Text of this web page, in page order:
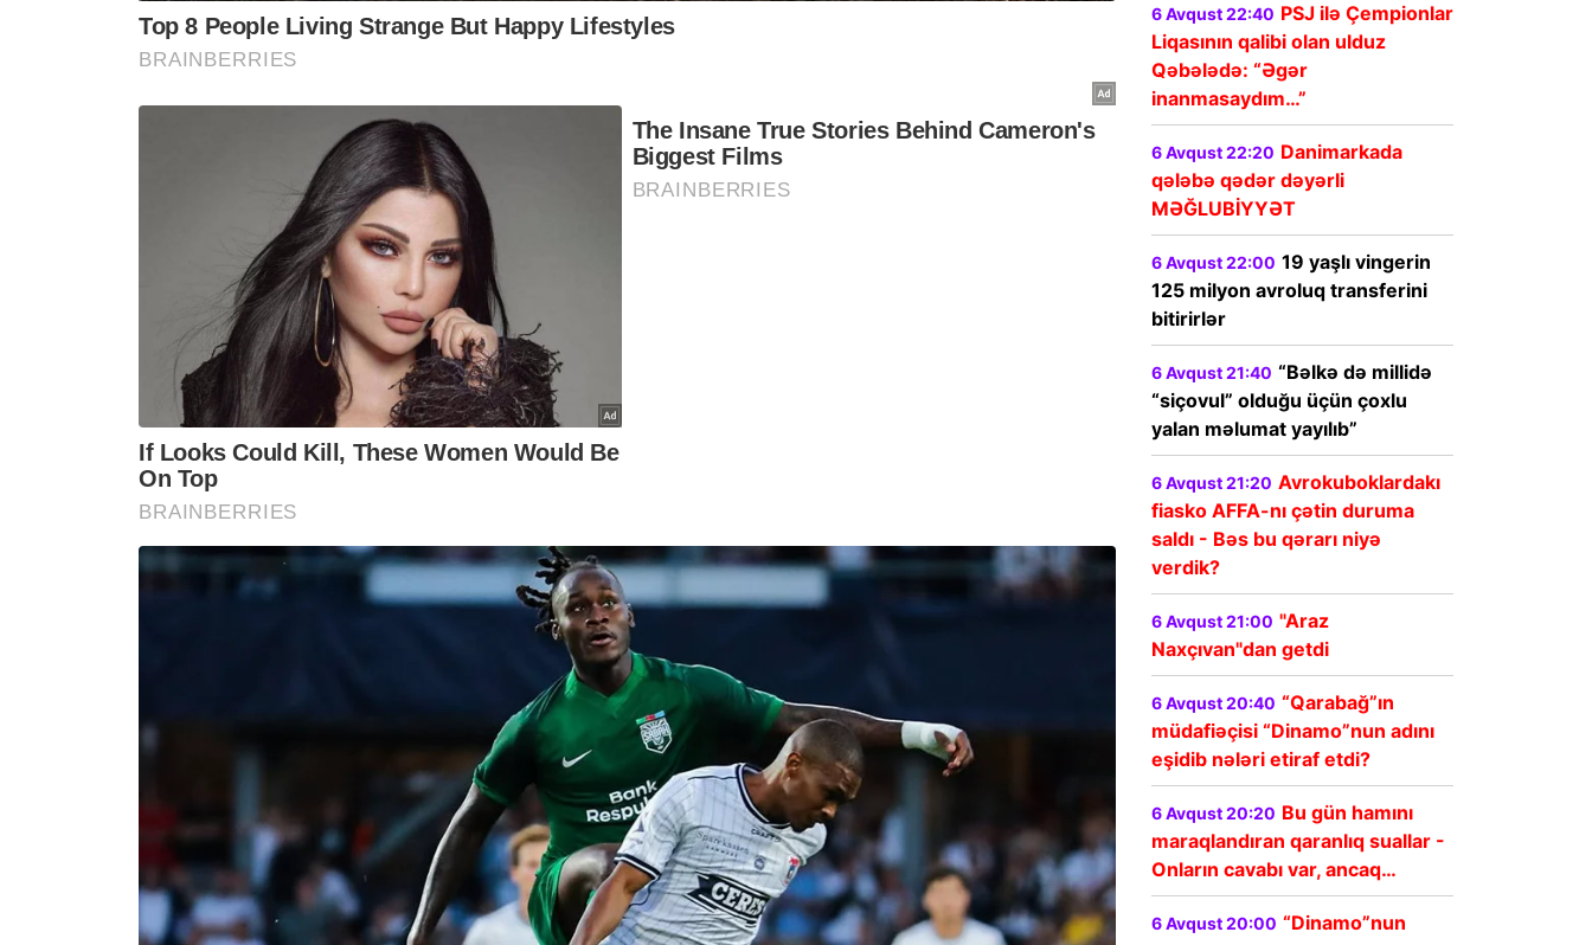
6 Avqust 22:40 PSJ ilə Çempionlar
Liqasının qalibi olan ulduz
Qəbələdə: “Əgər
inanmasaydım…”
6 Avqust 22:20 Danimarkada
qələbə qədər dəyərli
MƏĞLUBİYYƏT
6 Avqust 22:00 19 yaşlı vingerin
125 milyon avroluq transferini
bitirirlər
6 Avqust 21:40 “Bəlkə də millidə
“siçovul” olduğu üçün çoxlu
yalan məlumat yayılıb”
6 Avqust 21:20 Avrokuboklardakı
fiasko AFFA-nı çətin duruma
saldı - Bəs bu qərarı niyə
verdik?
6 Avqust 21:00 "Araz
Naxçıvan"dan getdi
6 Avqust 20:40 “Qarabağ”ın
müdafiəçisi “Dinamo”nun adını
eşidib nələri etiraf etdi?
6 Avqust 20:20 Bu gün hamını
maraqlandıran qaranlıq suallar -
Onların cavabı var, ancaq…
6 Avqust 20:00 “Dinamo”nun